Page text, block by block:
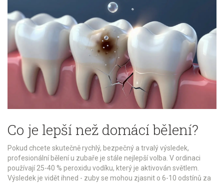
Co je lepší než domácí bělení?
Pokud chcete skutečně rychlý, bezpečný a trvalý výsledek,
profesionální bělení u zubaře je stále nejlepší volba. V ordinaci
používají 25-40 % peroxidu vodíku, který je aktivován světlem.
Výsledek je vidět ihned - zuby se mohou zjasnit o 6-10 odstínů za